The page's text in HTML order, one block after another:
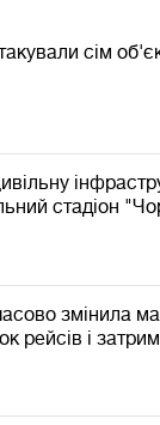
сім
стадіон
змінила
рейсів і